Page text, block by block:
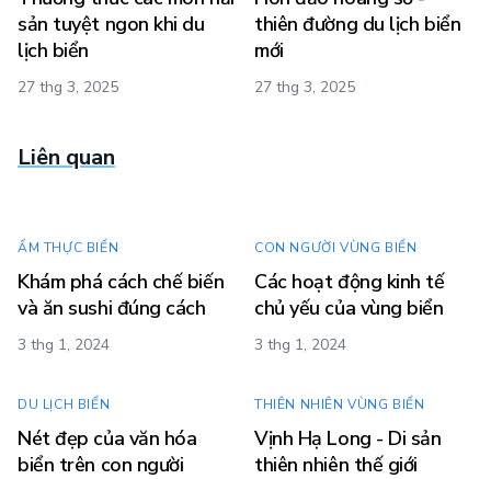
sản tuyệt ngon khi du
lịch biển
27 thg 3, 2025
thiên đường du lịch biển
mới
27 thg 3, 2025
Liên quan
ẨM THỰC BIỂN
Khám phá cách chế biến
và ăn sushi đúng cách
3 thg 1, 2024
CON NGƯỜI VÙNG BIỂN
Các hoạt động kinh tế
chủ yếu của vùng biển
3 thg 1, 2024
DU LỊCH BIỂN
Nét đẹp của văn hóa
biển trên con người
THIÊN NHIÊN VÙNG BIỂN
Vịnh Hạ Long - Di sản
thiên nhiên thế giới